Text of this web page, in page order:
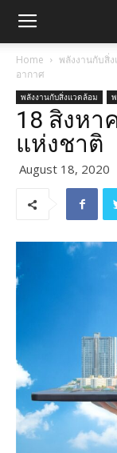
Home พลังงานกับสิ่
อากาศ
พลังงานกับสิ่งแวดล้อม
18 สิงหา
แห่งชาติ
August 18, 2020